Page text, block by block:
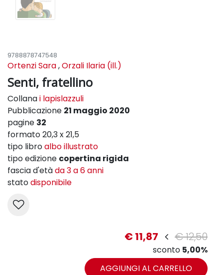
9788878747548
Ortenzi Sara,Orzali Ilaria (ill.)
Senti, fratellino
Collanai lapislazzuli
Pubblicazione 21 maggio 2020
pagine 32
formato 20,3 x 21,5
tipo libroalbo illustrato
tipo edizione copertina rigida
fascia d'etàda 3 a 6 anni
statodisponibile
€ 11,87 € 12,50
sconto 5,00%
AGGIUNGI AL CARRELLO